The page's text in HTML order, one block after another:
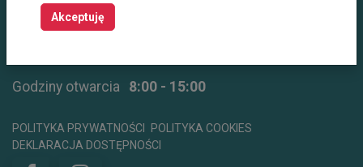
Akceptuję
ul. Wielicka 267, 30-663 Kraków
Godziny otwarcia 8:00 - 15:00
POLITYKA PRYWATNOŚCI
POLITYKA COOKIES
DEKLARACJA DOSTĘPNOŚCI